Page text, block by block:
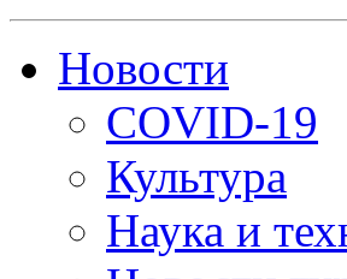
Новости
COVID-19
Культура
Наука и